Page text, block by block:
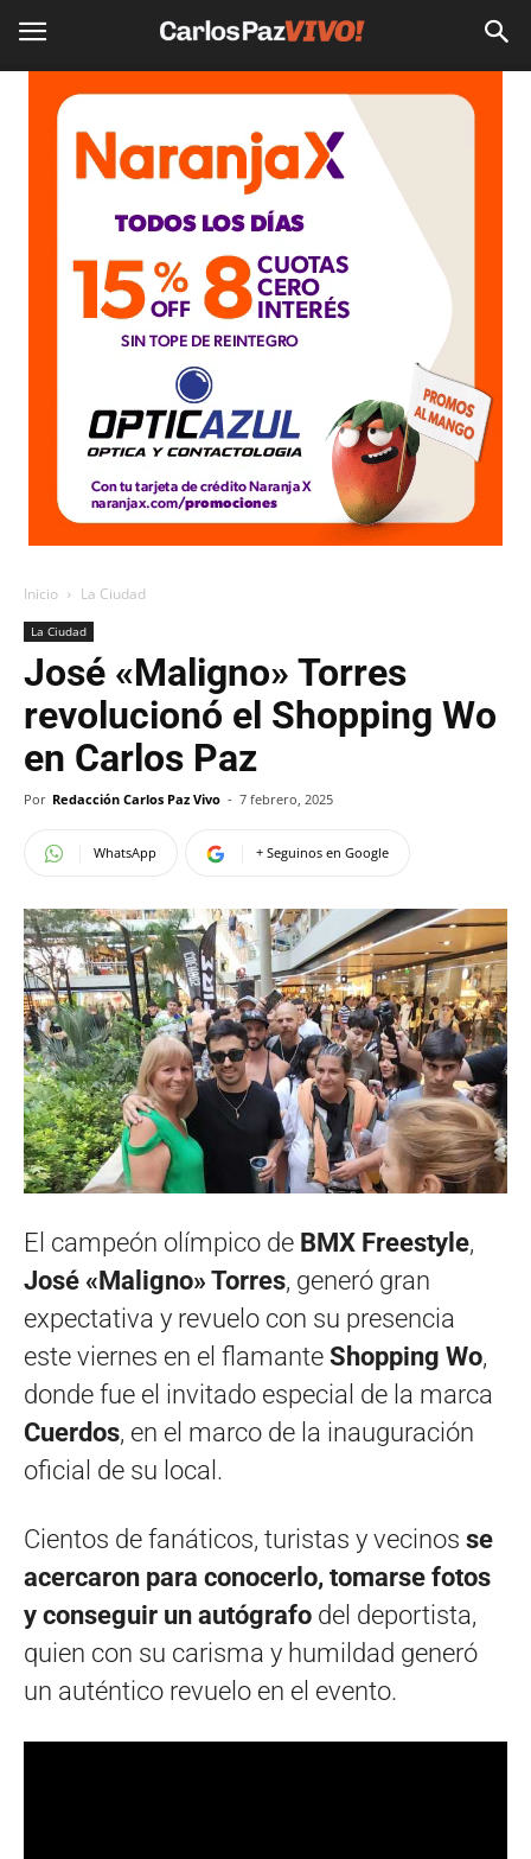
Inicio La Ciudad
La Ciudad
José «Maligno» Torres
revolucionó el Shopping Wo
en Carlos Paz
Por Redacción Carlos Paz Vivo - 7 febrero, 2025
WhatsApp + Seguinos en Google
El campeón olímpico de BMX Freestyle,
José «Maligno» Torres, generó gran
expectativa y revuelo con su presencia
este viernes en el flamante Shopping Wo,
donde fue el invitado especial de la marca
Cuerdos, en el marco de la inauguración
oficial de su local.
Cientos de fanáticos, turistas y vecinos se
acercaron para conocerlo, tomarse fotos
y conseguir un autógrafo del deportista,
quien con su carisma y humildad generó
un auténtico revuelo en el evento.